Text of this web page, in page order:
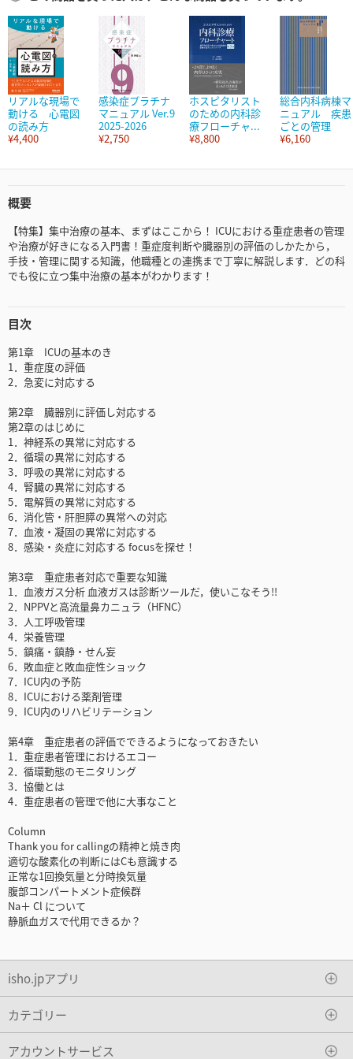
リアルな現場で
動ける 心電図
の読み方
¥4,400
感染症プラチナ
マニュアル Ver.9
2025-2026
¥2,750
ホスピタリスト
のための内科診
療フローチャ...
¥8,800
総合内科病棟マ
ニュアル 疾患
ごとの管理
¥6,160
概要
【特集】集中治療の基本、まずはここから！ ICUにおける重症患者の管理
や治療が好きになる入門書！重症度判断や臓器別の評価のしかたから，
手技・管理に関する知識，他職種との連携まで丁寧に解説します．どの科
でも役に立つ集中治療の基本がわかります！
目次
第1章 ICUの基本のき
1．重症度の評価
2．急変に対応する
第2章 臓器別に評価し対応する
第2章のはじめに
1．神経系の異常に対応する
2．循環の異常に対応する
3．呼吸の異常に対応する
4．腎臓の異常に対応する
5．電解質の異常に対応する
6．消化管・肝胆膵の異常への対応
7．血液・凝固の異常に対応する
8．感染・炎症に対応する focusを探せ！
第3章 重症患者対応で重要な知識
1．血液ガス分析 血液ガスは診断ツールだ，使いこなそう!!
2．NPPVと高流量鼻カニュラ（HFNC）
3．人工呼吸管理
4．栄養管理
5．鎮痛・鎮静・せん妄
6．敗血症と敗血症性ショック
7．ICU内の予防
8．ICUにおける薬剤管理
9．ICU内のリハビリテーション
第4章 重症患者の評価でできるようになっておきたい
1．重症患者管理におけるエコー
2．循環動態のモニタリング
3．協働とは
4．重症患者の管理で他に大事なこと
Column
Thank you for callingの精神と焼き肉
適切な酸素化の判断にはCも意識する
正常な1回換気量と分時換気量
腹部コンパートメント症候群
Na＋ Cl について
静脈血ガスで代用できるか？
isho.jpアプリ
カテゴリー
アカウントサービス